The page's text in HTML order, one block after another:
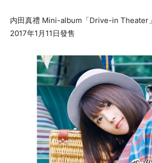
内田真禮 Mini-album「Drive-in Theater」
2017年1月11日發售